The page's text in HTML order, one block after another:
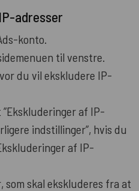
adresser
konto.
til venstre.
du vil ekskludere IP-
af IP-
indstillinger”, hvis du
af IP-
som skal ekskluderes fra at